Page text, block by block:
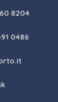
8204
0486